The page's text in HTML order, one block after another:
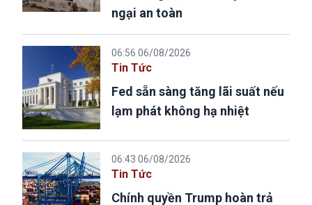
ngại an toàn
06:56 06/08/2026
Tin Tức
Fed sẵn sàng tăng lãi suất nếu
lạm phát không hạ nhiệt
06:43 06/08/2026
Tin Tức
Chính quyền Trump hoàn trả